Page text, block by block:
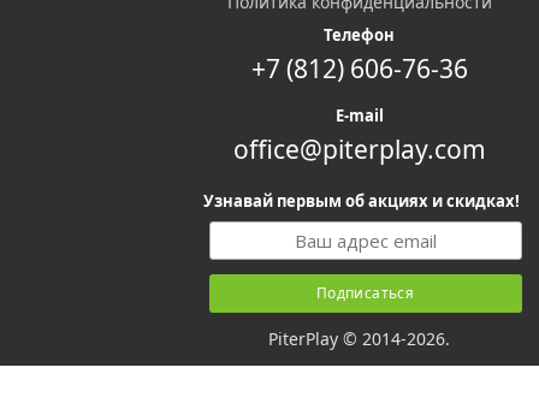
Телефон
+7 (812) 606-76-36
E-mail
office@piterplay.com
Узнавай первым об акциях и скидках!
PiterPlay © 2014-2026.